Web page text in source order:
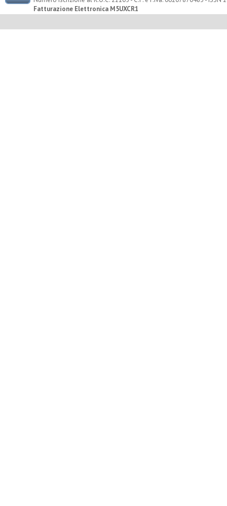
Fatturazione Elettronica M5UXCR1